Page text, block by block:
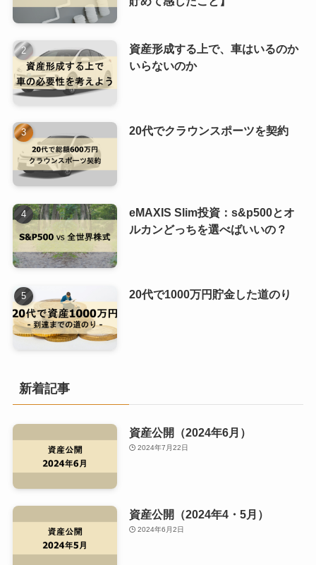
資産形成する上で、車はいるのか
いらないのか
20代でクラウンスポーツを契約
eMAXIS Slim投資：s&p500とオ
ルカンどっちを選べばいいの？
20代で1000万円貯金した道のり
新着記事
資産公開（2024年6月）
2024年7月22日
資産公開（2024年4・5月）
2024年6月2日